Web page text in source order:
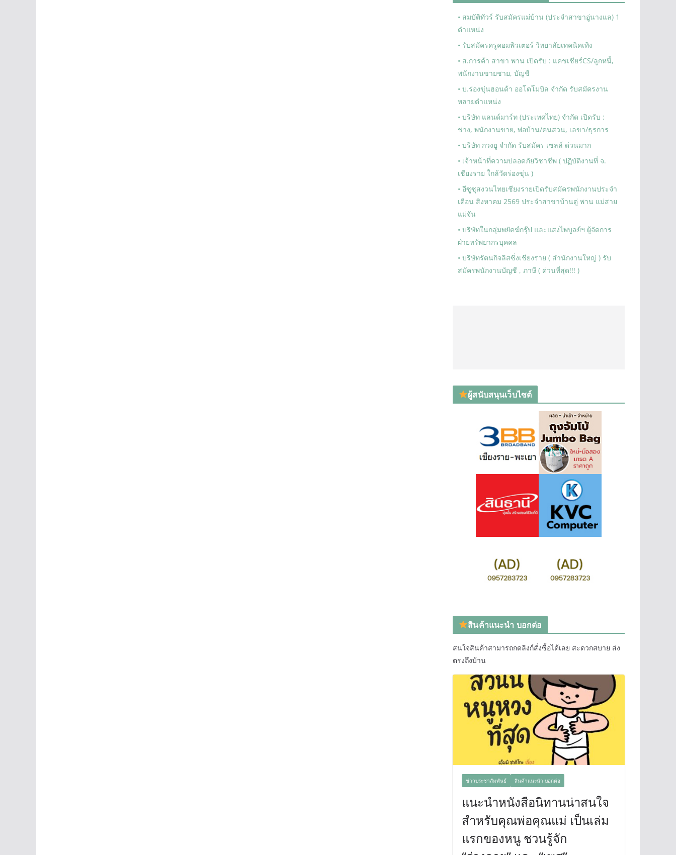
• สมบัติทัวร์ รับสมัครแม่บ้าน (ประจำสาขาอู่นางแล) 1
ตำแหน่ง
• รับสมัครครูคอมพิวเตอร์ วิทยาลัยเทคนิคเทิง
• ส.การค้า สาขา พาน เปิดรับ : แคชเชียร์CS/ลูกหนี้,
พนักงานขายชาย, บัญชี
• บ.ร่องขุ่นฮอนด้า ออโตโมบิล จำกัด รับสมัครงาน
หลายตำแหน่ง
• บริษัท แลนด์มาร์ท (ประเทศไทย) จำกัด เปิดรับ :
ช่าง, พนักงานขาย, พ่อบ้าน/คนสวน, เลขา/ธุรการ
• บริษัท กวงยู จำกัด รับสมัคร เซลล์ ด่วนมาก
• เจ้าหน้าที่ความปลอดภัยวิชาชีพ ( ปฏิบัติงานที่ จ.
เชียงราย ใกล้วัดร่องขุ่น )
• อีซูซุสงวนไทยเชียงรายเปิดรับสมัครพนักงานประจำ
เดือน สิงหาคม 2569 ประจำสาขาบ้านดู่ พาน แม่สาย
แม่จัน
• บริษัทในกลุ่มพยัคฆ์กรุ๊ป และแสงไพบูลย์ฯ ผู้จัดการ
ฝ่ายทรัพยากรบุคคล
• บริษัทรัตนกิจลิสซิ่งเชียงราย ( สำนักงานใหญ่ ) รับ
สมัครพนักงานบัญชี , ภาษี ( ด่วนที่สุด!!! )
ผู้สนับสนุนเว็บไซต์
สินค้าแนะนำ บอกต่อ
สนใจสินค้าสามารถกดลิงก์สั่งซื้อได้เลย สะดวกสบาย ส่ง
ตรงถึงบ้าน
ข่าวประชาสัมพันธ์ สินค้าแนะนำ บอกต่อ
แนะนำหนังสือนิทานน่าสนใจ
สำหรับคุณพ่อคุณแม่ เป็นเล่ม
แรกของหนู ชวนรู้จัก